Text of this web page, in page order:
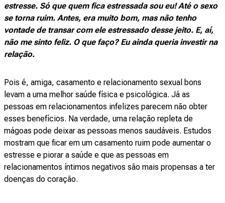
estresse. Só que quem fica estressada sou eu! Até o sexo
se torna ruim. Antes, era muito bom, mas não tenho
vontade de transar com ele estressado desse jeito. E, aí,
não me sinto feliz. O que faço? Eu ainda queria investir na
relação.
Pois é, amiga, casamento e relacionamento sexual bons
levam a uma melhor saúde física e psicológica. Já as
pessoas em relacionamentos infelizes parecem não obter
esses benefícios. Na verdade, uma relação repleta de
mágoas pode deixar as pessoas menos saudáveis. Estudos
mostram que ficar em um casamento ruim pode aumentar o
estresse e piorar a saúde e que as pessoas em
relacionamentos íntimos negativos são mais propensas a ter
doenças do coração.